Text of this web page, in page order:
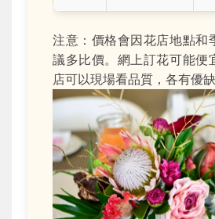
注意：價格會因花店地點和
議多比價。網上訂花可能便
店可以現場看品質，各有優缺